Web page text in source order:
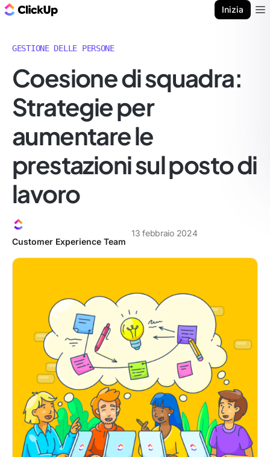
Inizia
GESTIONE DELLE PERSONE
Coesione di squadra:
Strategie per
aumentare le
prestazioni sul posto di
lavoro
Customer Experience Team
13 febbraio 2024